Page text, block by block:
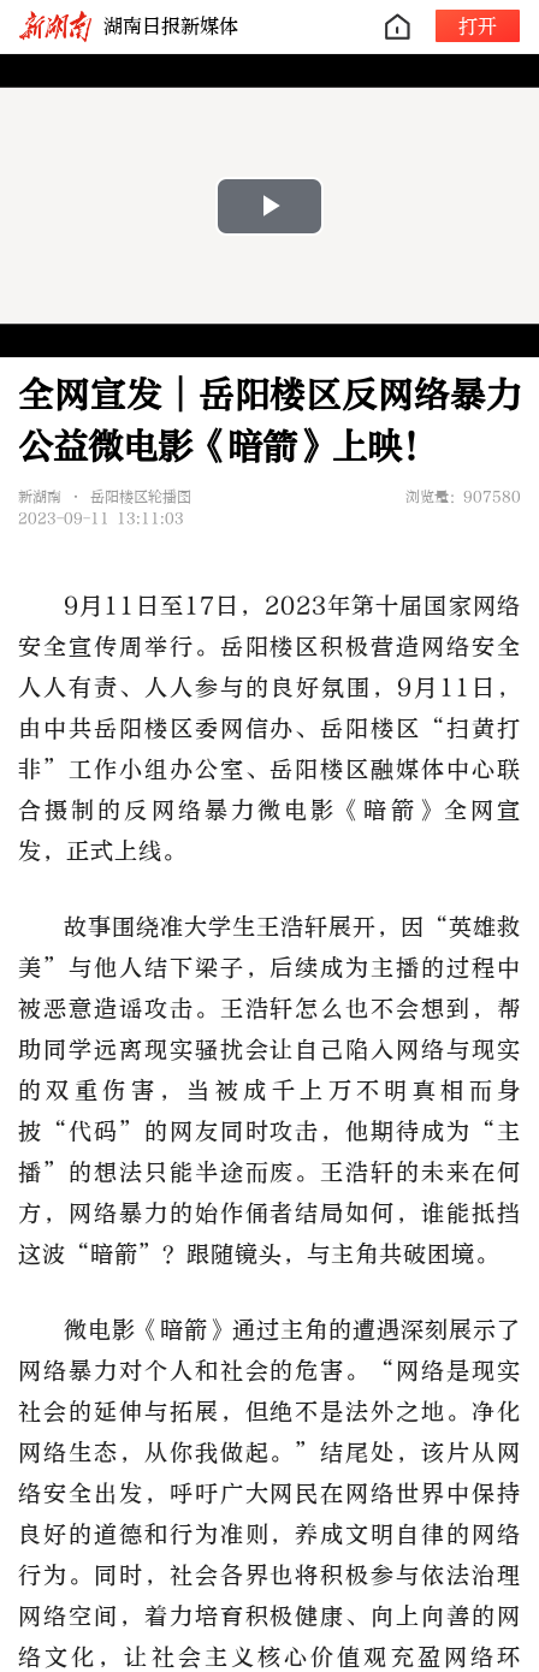
湖南日报新媒体 打开
Play
全网宣发│岳阳楼区反网络暴力
公益微电影《暗箭》上映！
新湖南 • 岳阳楼区轮播图
浏览量：907580
2023-09-11 13:11:03
9月11日至17日，2023年第十届国家网络
安全宣传周举行。岳阳楼区积极营造网络安全
人人有责、人人参与的良好氛围，9月11日，
由中共岳阳楼区委网信办、岳阳楼区“扫黄打
非”工作小组办公室、岳阳楼区融媒体中心联
合摄制的反网络暴力微电影《暗箭》全网宣
发，正式上线。
故事围绕准大学生王浩轩展开，因“英雄救
美”与他人结下梁子，后续成为主播的过程中
被恶意造谣攻击。王浩轩怎么也不会想到，帮
助同学远离现实骚扰会让自己陷入网络与现实
的双重伤害，当被成千上万不明真相而身
披“代码”的网友同时攻击，他期待成为“主
播”的想法只能半途而废。王浩轩的未来在何
方，网络暴力的始作俑者结局如何，谁能抵挡
这波“暗箭”？跟随镜头，与主角共破困境。
微电影《暗箭》通过主角的遭遇深刻展示了
网络暴力对个人和社会的危害。“网络是现实
社会的延伸与拓展，但绝不是法外之地。净化
网络生态，从你我做起。”结尾处，该片从网
络安全出发，呼吁广大网民在网络世界中保持
良好的道德和行为准则，养成文明自律的网络
行为。同时，社会各界也将积极参与依法治理
网络空间，着力培育积极健康、向上向善的网
络文化，让社会主义核心价值观充盈网络环